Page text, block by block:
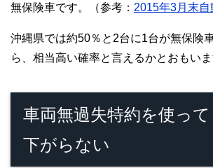
無保険車です。
（参考： 2015年3月末
沖縄県では約50％と2台に1台が無保険
ら、相当高い確率と言えるかとおもいま
車両無過失特約を使っ
下がらない